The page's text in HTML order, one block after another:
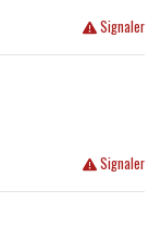
Signaler
Signaler